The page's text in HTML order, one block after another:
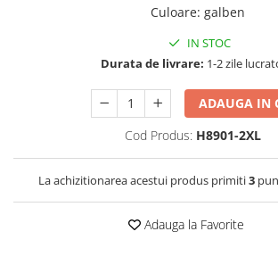
impermeabile
Costume de ploaie impermeabile
Jachete / Bluze salopeta
Pantaloni impermeabili
Pelerine de ploaie
Veste de lucru
Industria alimentara
Culoare: galben
IN STOC
Durata de livrare: 1-2 zile
ADAUGA IN
Cod Produs: H8901-2XL
La achizitionarea acestui produs primiti3
Adauga la Favorite